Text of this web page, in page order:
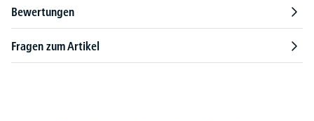
Bewertungen
Fragen zum Artikel